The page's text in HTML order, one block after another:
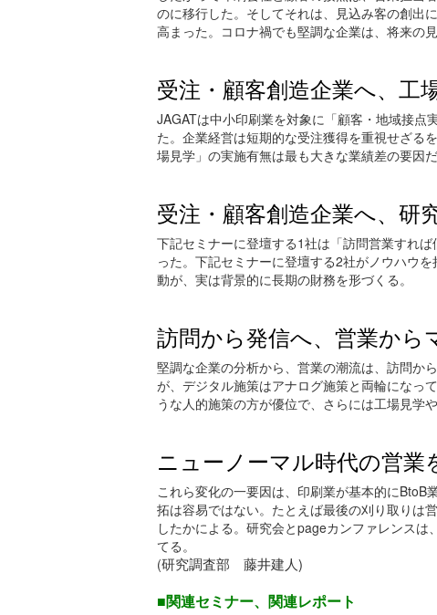
のに移行した。そしてそれは、見込み客の創出
高まった。コロナ禍でも堅調な企業は、将来の
受注・顧客創造企業へ、工
JAGATは中小印刷業を対象に「顧客・地域接点
た。企業経営は短期的な受注獲得を重視せざる
場見学」の実施有無は最も大きな業績差の要因だ
受注・顧客創造企業へ、研
下記セミナーに登壇する1社は「訪問営業すれ
った。下記セミナーに登壇する2社がノウハウ
動が、実は背景的に長期の財務を形づくる。
訪問から発信へ、営業か
堅調な企業の分析から、営業の潮流は、訪問か
が、デジタル施策はアナログ施策と両輪になっ
うな人的施策の方が優位で、さらには工場見学
ニューノーマル時代の営業
これら変化の一要因は、印刷業が基本的に
拓は容易ではない。たとえば最後の刈り取りは
したかによる。研究会とpageカンファレンス
てる。
(研究調査部 藤井建人)
■関連セミナー、関連レポート